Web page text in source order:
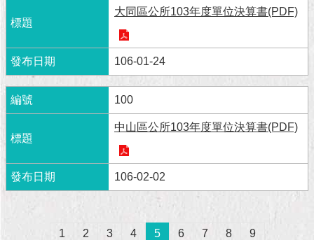
大同區公所103年度單位決算書(PDF)
106-01-24
100
中山區公所103年度單位決算書(PDF)
106-02-02
1 2 3 4 5 6 7 8 9